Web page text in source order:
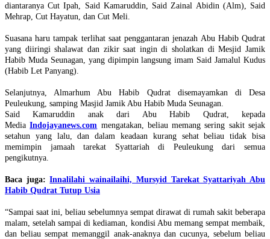
diantaranya Cut Ipah, Said Kamaruddin, Said Zainal Abidin (Alm), Said
Mehrap, Cut Hayatun, dan Cut Meli.
Suasana haru tampak terlihat saat penggantaran jenazah Abu Habib Qudrat
yang diiringi shalawat dan zikir saat ingin di sholatkan di Mesjid Jamik
Habib Muda Seunagan, yang dipimpin langsung imam Said Jamalul Kudus
(Habib Let Panyang).
Selanjutnya, Almarhum Abu Habib Qudrat disemayamkan di Desa
Peuleukung, samping Masjid Jamik Abu Habib Muda Seunagan.
Said Kamaruddin anak dari Abu Habib Qudrat, kepada
MediaIndojayanews.com mengatakan, beliau memang sering sakit sejak
setahun yang lalu, dan dalam keadaan kurang sehat beliau tidak bisa
memimpin jamaah tarekat Syattariah di Peuleukung dari semua
pengikutnya.
Baca juga:Innalilahi wainailaihi, Mursyid Tarekat Syattariyah Abu
Habib Qudrat Tutup Usia
“Sampai saat ini, beliau sebelumnya sempat dirawat di rumah sakit beberapa
malam, setelah sampai di kediaman, kondisi Abu memang sempat membaik,
dan beliau sempat memanggil anak-anaknya dan cucunya, sebelum beliau